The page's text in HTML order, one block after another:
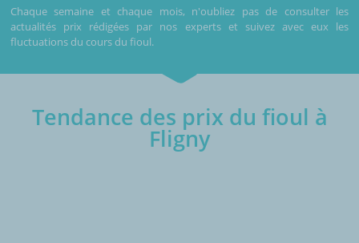
Chaque semaine et chaque mois, n'oubliez pas de consulter les
actualités prix rédigées par nos experts et suivez avec eux les
fluctuations du cours du fioul.
Tendance des prix du fioul à
Fligny